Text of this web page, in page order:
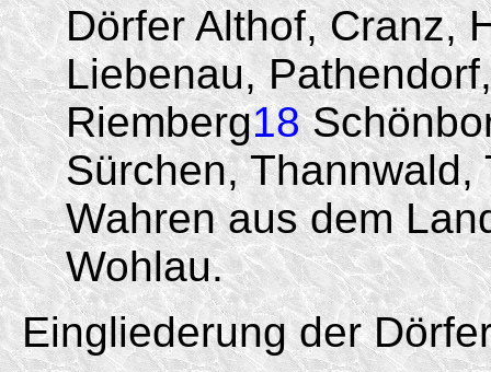
Dörfer Althof, Cranz,
Liebenau,
Riemberg18
Sürchen,
Wahren aus dem
Wohlau.
Eingliederung der